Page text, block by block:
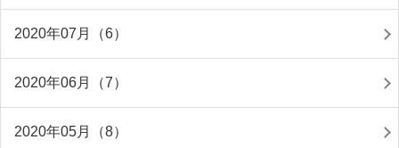
2020年07月（6）
2020年06月（7）
2020年05月（8）